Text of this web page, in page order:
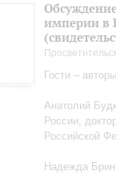
империи в
Гости –
Анатолий
России,
Российской
Надежда